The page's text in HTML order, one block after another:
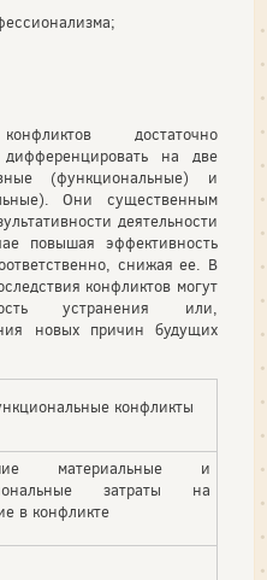
достаточно
на две
(функциональные) и
Они существенным
деятельности
повышая эффективность
снижая ее. В
конфликтов могут
устранения или,
новых причин будущих
конфликты
материальные и
затраты на
в конфликте